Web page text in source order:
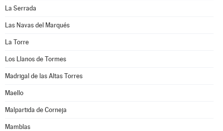
La Serrada
Las Navas del Marqués
La Torre
Los Llanos de Tormes
Madrigal de las Altas Torres
Maello
Malpartida de Corneja
Mamblas